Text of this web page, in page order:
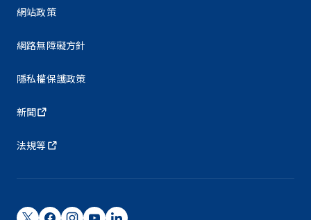
網站政策
網路無障礙方針
隱私權保護政策
新聞
法規等